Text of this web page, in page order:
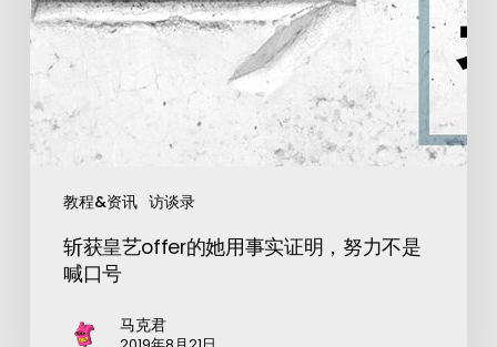
教程&资讯 访谈录
斩获皇艺offer的她用事实证明，努力不是
喊口号
马克君